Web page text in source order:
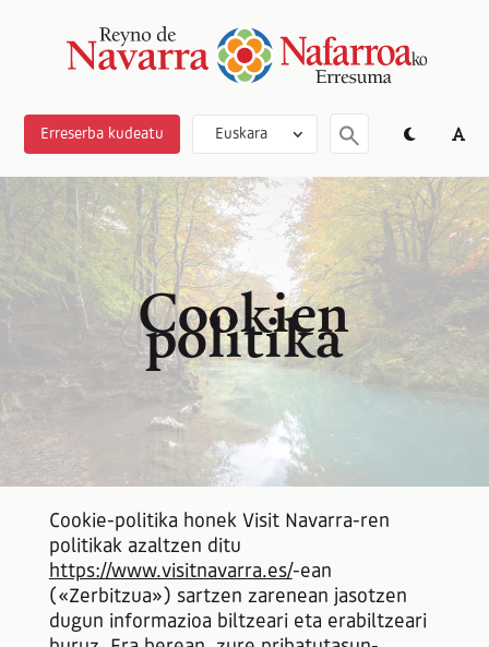
Erreserba kudeatu Euskara
Cookien
politika
Cookie-politika honek Visit Navarra-ren
politikak azaltzen ditu
https://www.visitnavarra.es/-ean
(«Zerbitzua») sartzen zarenean jasotzen
dugun informazioa biltzeari eta erabiltzeari